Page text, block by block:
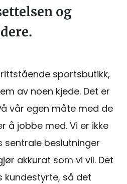
og
sportsbutikk,
av noen kjede. Det er
vår egen måte med de
å jobbe med. Vi er ikke
sentrale beslutninger
akkurat som vi vil. Det
kundestyrte, så det